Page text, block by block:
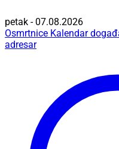
petak - 07.08.2026
Osmrtnice Kalendar
adresar